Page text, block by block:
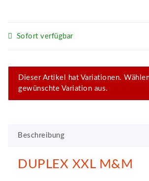
Sofort verfügbar
x
Dieser Artikel hat Variationen.
gewünschte Variation aus.
Beschreibung
DUPLEX XXL M&M